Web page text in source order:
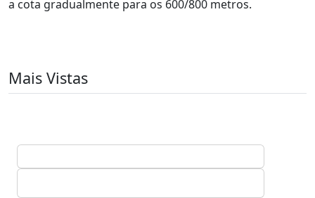
a cota gradualmente para os 600/800 metros.
Mais Vistas